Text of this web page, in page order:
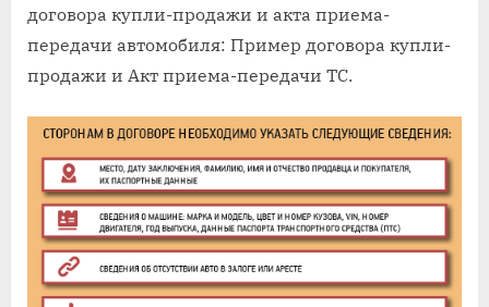
договора купли-продажи и акта приема-
передачи автомобиля: Пример договора купли-
продажи и Акт приема-передачи ТС.